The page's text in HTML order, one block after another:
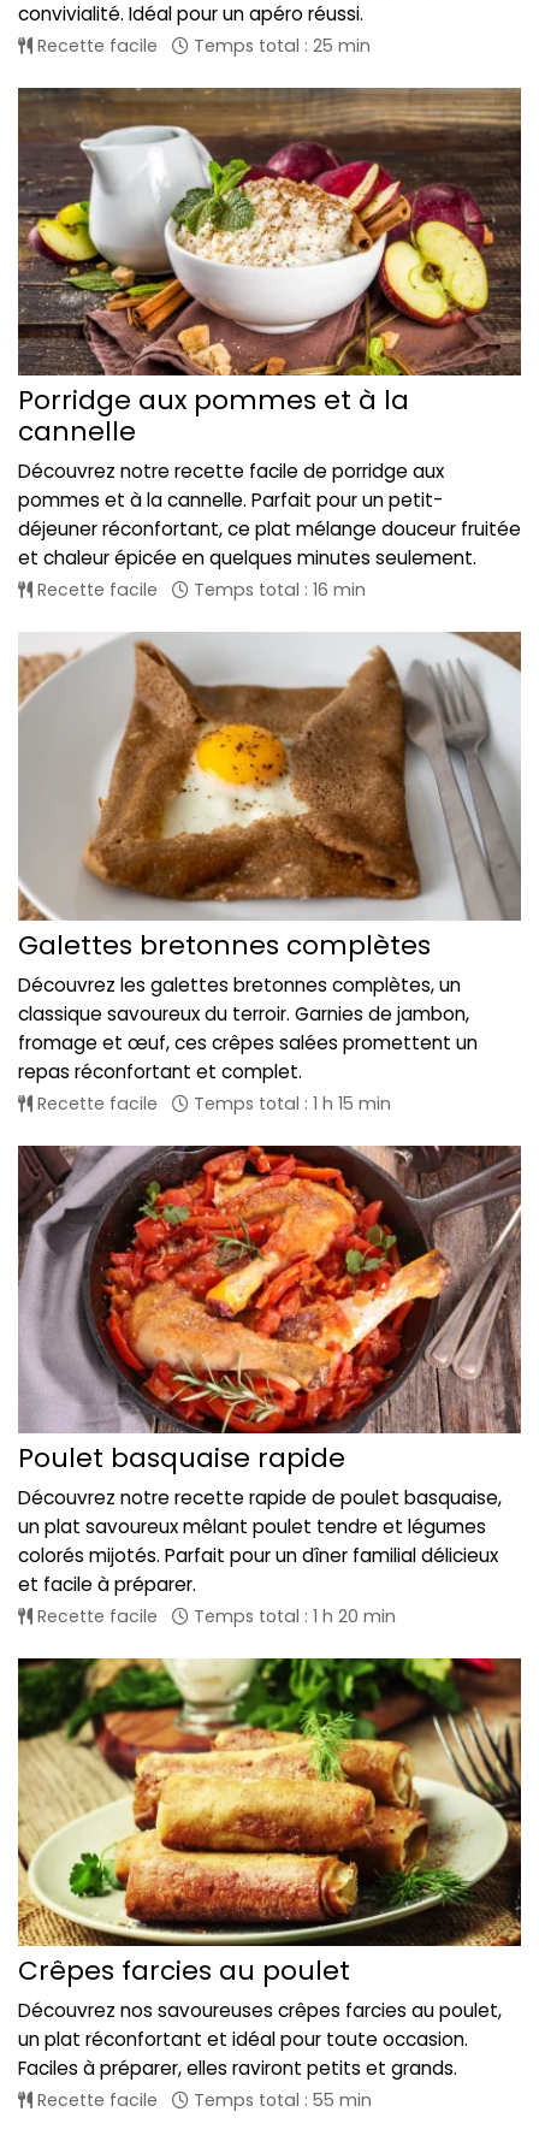
convivialité. Idéal pour un apéro réussi.
Recette facile Temps total : 25 min
Porridge aux pommes et à la
cannelle
Découvrez notre recette facile de porridge aux
pommes et à la cannelle. Parfait pour un petit-
déjeuner réconfortant, ce plat mélange douceur fruitée
et chaleur épicée en quelques minutes seulement.
Recette facile Temps total : 16 min
Galettes bretonnes complètes
Découvrez les galettes bretonnes complètes, un
classique savoureux du terroir. Garnies de jambon,
fromage et œuf, ces crêpes salées promettent un
repas réconfortant et complet.
Recette facile Temps total : 1 h 15 min
Poulet basquaise rapide
Découvrez notre recette rapide de poulet basquaise,
un plat savoureux mêlant poulet tendre et légumes
colorés mijotés. Parfait pour un dîner familial délicieux
et facile à préparer.
Recette facile Temps total : 1 h 20 min
Crêpes farcies au poulet
Découvrez nos savoureuses crêpes farcies au poulet,
un plat réconfortant et idéal pour toute occasion.
Faciles à préparer, elles raviront petits et grands.
Recette facile Temps total : 55 min